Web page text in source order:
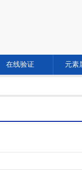
在线验证 元素